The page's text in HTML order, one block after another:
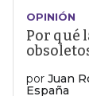
OPINIÓN
Por qué
por Juan
España